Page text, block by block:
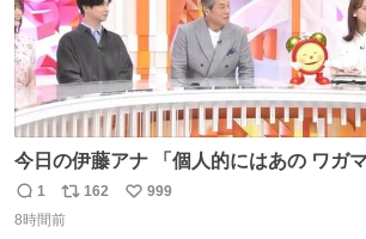
今日の伊藤アナ 「個人的にはあの ワガママなモモンガを是
非松平さんに成敗してほしい」 (手に刀を持ってモモ○ガを
返
信
1
リ
ポ
162
い
999
8時間前